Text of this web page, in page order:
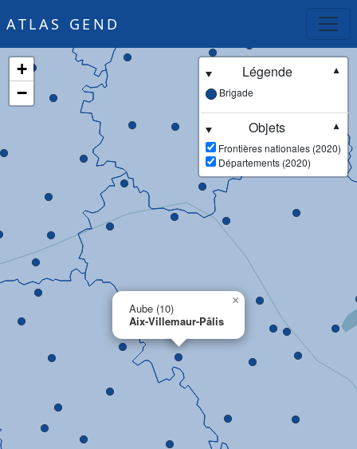
ATLAS GEND
Aube (10)
Aix-Villemaur-Pâlis
×
+
−
Légende
▼
Brigade
Objets
▼
Frontières nationales (2020)
Départements (2020)